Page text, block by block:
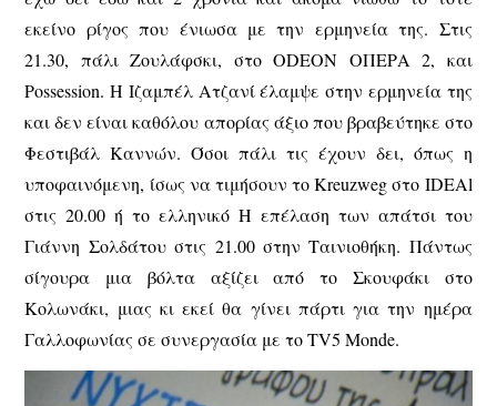
εκείνο ρίγος που ένιωσα με την ερμηνεία της. Στις
21.30, πάλι Ζουλάφσκι, στο ODEON ΟΠΕΡΑ 2, και
Possession. Η Ιζαμπέλ Ατζανί έλαμψε στην ερμηνεία της
και δεν είναι καθόλου απορίας άξιο που βραβεύτηκε στο
Φεστιβάλ Καννών. Όσοι πάλι τις έχουν δει, όπως η
υποφαινόμενη, ίσως να τιμήσουν το Kreuzweg στο IDEAl
στις 20.00 ή το ελληνικό Η επέλαση των απάτσι του
Γιάννη Σολδάτου στις 21.00 στην Ταινιοθήκη. Πάντως
σίγουρα μια βόλτα αξίζει από το Σκουφάκι στο
Κολωνάκι, μιας κι εκεί θα γίνει πάρτι για την ημέρα
Γαλλοφωνίας σε συνεργασία με το TV5 Monde.